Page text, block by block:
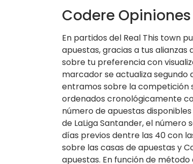
Codere
En partidos del Real This town
apuestas, gracias a tus
sobre tu preferencia con
marcador se actualiza segundo
entramos sobre la competición
ordenados cronológicamente
número de apuestas
de LaLiga Santander, el
días previos dentre las 40 con
sobre las casas de apuestas y
apuestas. En función de